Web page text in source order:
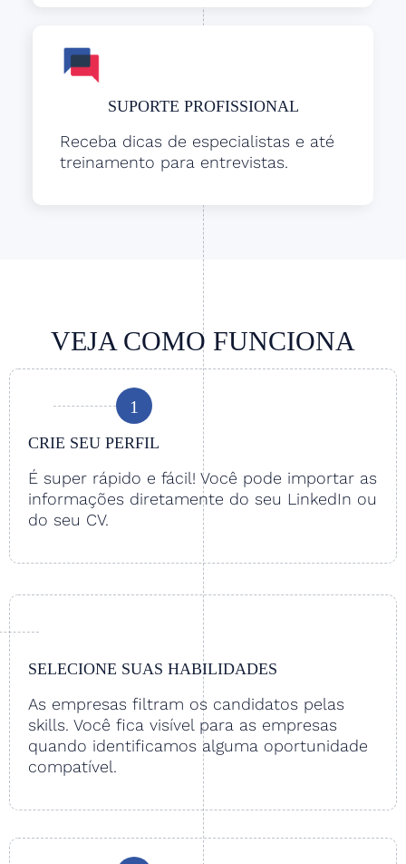
SUPORTE PROFISSIONAL
Receba dicas de especialistas e até
treinamento para entrevistas.
VEJA COMO FUNCIONA
1
CRIE SEU PERFIL
É super rápido e fácil! Você pode importar as
informações diretamente do seu LinkedIn ou
do seu CV.
SELECIONE SUAS HABILIDADES
As empresas filtram os candidatos pelas
skills. Você fica visível para as empresas
quando identificamos alguma oportunidade
compatível.